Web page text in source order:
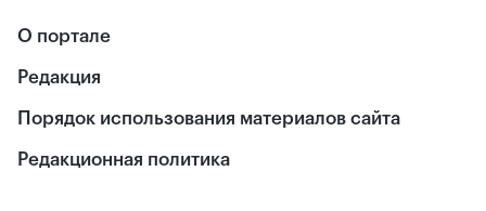
О портале
Редакция
Порядок использования материалов сайта
Редакционная политика